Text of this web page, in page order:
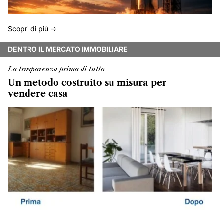
Scopri di più ->
DENTRO IL MERCATO IMMOBILIARE
La trasparenza prima di tutto
Un metodo costruito su misura per
vendere casa